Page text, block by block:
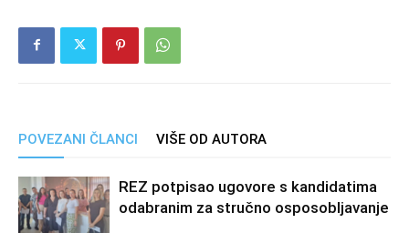
POVEZANI ČLANCI VIŠE OD AUTORA
REZ potpisao ugovore s kandidatima
odabranim za stručno osposobljavanje